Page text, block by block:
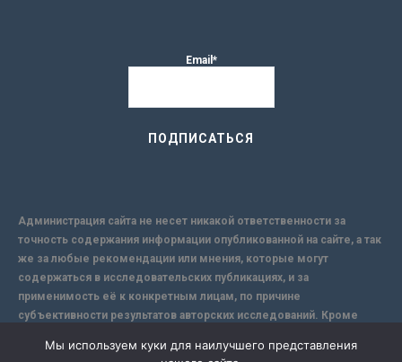
Email*
Администрация сайта не несет никакой ответственности за
точность содержания информации опубликованной на сайте, а так
же за любые рекомендации или мнения, которые могут
содержаться в исследовательских публикациях, и за
применимость её к конкретным лицам, по причине
субъективности результатов авторских исследований. Кроме
надежной защиты информации, Сайт не несет ответственности за
Мы используем куки для наилучшего представления